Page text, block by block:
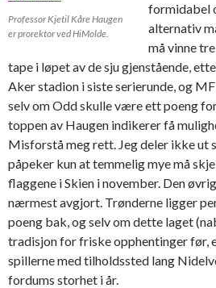
Professor Kjetil Kåre Haugen
er prorektor ved HiMolde.
formidabel
alternativ
må vinne
tape i løpet av de sju gjenstående,
Aker stadion i siste serierunde, og
selv om Odd skulle være ett poeng
toppen av Haugen indikerer få
Misforstå meg rett. Jeg deler ikke ut
påpeker kun at temmelig mye må
flaggene i Skien i november. Den
nærmest avgjort. Trønderne ligger
poeng bak, og selv om dette laget
tradisjon for friske opphentinger før,
spillerne med tilholdssted lang
fordums storhet i år.